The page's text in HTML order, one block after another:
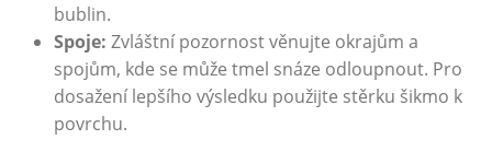
bublin.
Spoje: Zvláštní pozornost‍ věnujte okrajům a
spojům, kde⁣ se může tmel snáze odloupnout. Pro
dosažení ​lepšího výsledku použijte stěrku šikmo ⁢k⁢
povrchu.